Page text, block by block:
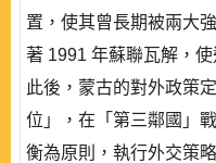
置，使其曾長期被兩大
著 1991 年蘇聯瓦解，
此後，蒙古的對外政策
位」，在「第三鄰國」
衡為原則，執行外交策